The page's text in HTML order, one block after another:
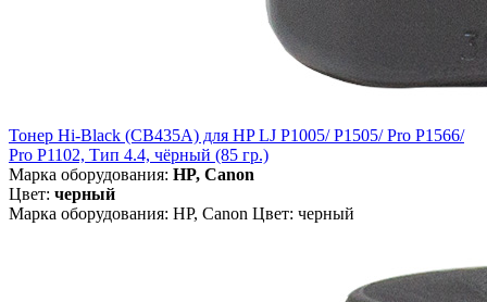
Тонер Hi-Black (CB435A) для HP LJ P1005/ P1505/ Pro P1566/
Pro P1102, Тип 4.4, чёрный (85 гр.)
Марка оборудования: HP, Canon
Цвет: черный
Марка оборудования: HP, Canon Цвет: черный